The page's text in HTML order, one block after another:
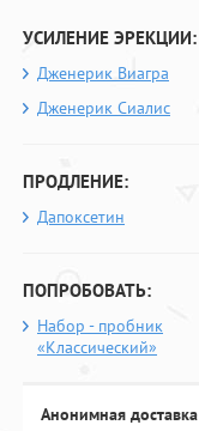
УСИЛЕНИЕ ЭРЕКЦИИ:
Дженерик Виагра
Дженерик Сиалис
ПРОДЛЕНИЕ:
Дапоксетин
ПОПРОБОВАТЬ:
Набор - пробник
«Классический»
Анонимная доставка